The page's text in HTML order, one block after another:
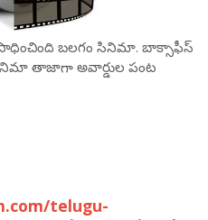
బలగం సినిమా. బాక్సాఫీస్
సినిమా తాజాగా అవార్డుల పంట
telugu-